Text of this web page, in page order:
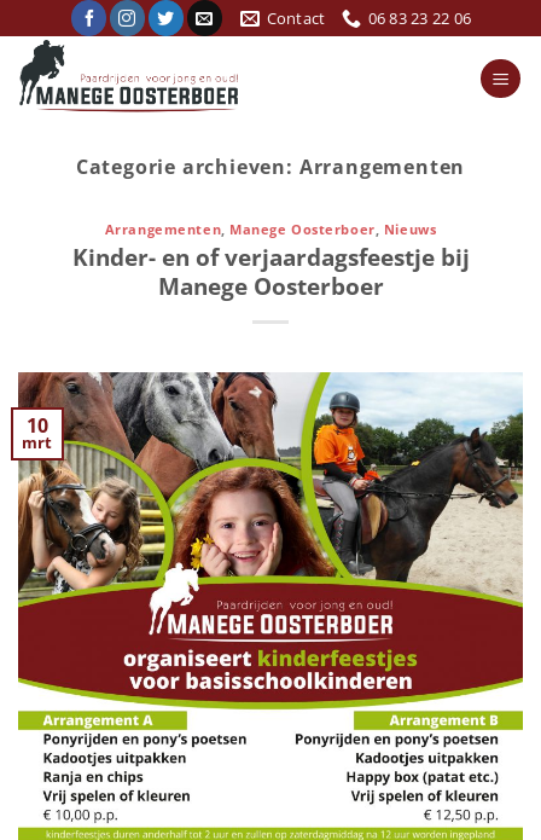
naar
inhoud
Contact 06 83 23 22 06
Categorie archieven: Arrangementen
Arrangementen, Manege Oosterboer, Nieuws
Kinder- en of verjaardagsfeestje bij
Manege Oosterboer
10
mrt